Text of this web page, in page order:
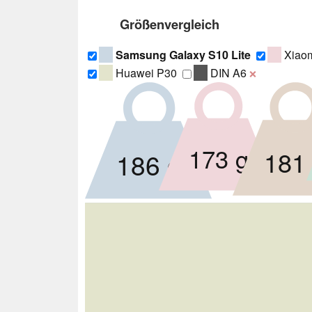
Größenvergleich
Samsung Galaxy S10 Lite
Huawei P30
DIN A6 ❌
186 g 173 g 181